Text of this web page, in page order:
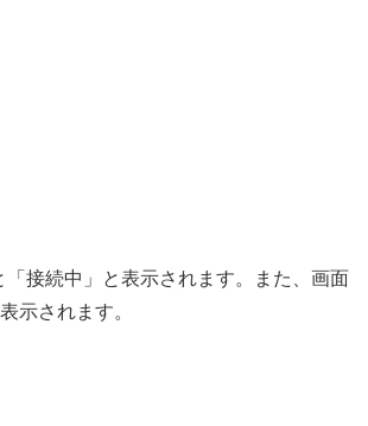
「接続中」と表示されます。また、画面
示されます。